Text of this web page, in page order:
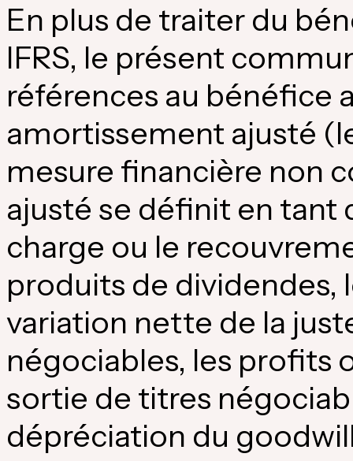
En plus de traiter du
IFRS, le présent
références au bénéfice
amortissement ajusté
mesure financière non
ajusté se définit en tant
charge ou le
produits de dividendes,
variation nette de la
négociables, les profits
sortie de titres
dépréciation du